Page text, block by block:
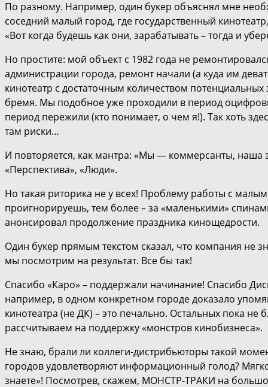
По разному. Например, один букер объяснял мне
соседний малый город, где государственный
«Вот когда будешь как они, зарабатывать – тогда и
Но простите: мой объект с 1982 года не
администрации города, ремонт начали (а куда им
кинотеатр с достаточным количеством
бремя. Мы подобное уже проходили в период
период пережили (кто понимает, о чем я!). Так хоть
там риски…
И повторяется, как мантра: «Мы — коммерсанты, наша
«Перспектива», «Люди».
Но такая риторика не у всех! Проблему работы с
проигнорируешь, тем более – за «маленькими»
анонсировал продолжение праздника кинощедрости.
Один букер прямым текстом сказал, что компания не
мы посмотрим на результат. Все бы так!
Спасибо «Каро» – поддержали начинание! Спасибо
например, в одном конкретном городе доказало
кинотеатра (не ДК) – это печально. Остальных пока
рассчитываем на поддержку «монстров кинобизнеса».
Не знаю, брали ли коллеги-дистрибьюторы такой
городов удовлетворяют информационный голод?
знаете»! Посмотрев, скажем, МОНСТР-ТРАКИ на